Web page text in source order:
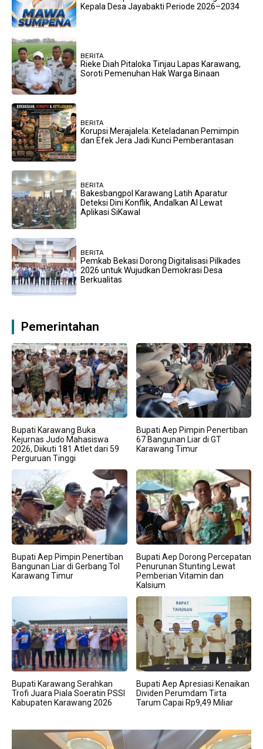
Kepala Desa Jayabakti Periode 2026–2034
BERITA
Rieke Diah Pitaloka Tinjau Lapas Karawang,
Soroti Pemenuhan Hak Warga Binaan
BERITA
Korupsi Merajalela: Keteladanan Pemimpin
dan Efek Jera Jadi Kunci Pemberantasan
BERITA
Bakesbangpol Karawang Latih Aparatur
Deteksi Dini Konflik, Andalkan AI Lewat
Aplikasi SiKawal
BERITA
Pemkab Bekasi Dorong Digitalisasi Pilkades
2026 untuk Wujudkan Demokrasi Desa
Berkualitas
Pemerintahan
Bupati Karawang Buka
Kejurnas Judo Mahasiswa
2026, Diikuti 181 Atlet dari 59
Perguruan Tinggi
Bupati Aep Pimpin Penertiban
67 Bangunan Liar di GT
Karawang Timur
Bupati Aep Pimpin Penertiban
Bangunan Liar di Gerbang Tol
Karawang Timur
Bupati Aep Dorong Percepatan
Penurunan Stunting Lewat
Pemberian Vitamin dan
Kalsium
Bupati Karawang Serahkan
Trofi Juara Piala Soeratin PSSI
Kabupaten Karawang 2026
Bupati Aep Apresiasi Kenaikan
Dividen Perumdam Tirta
Tarum Capai Rp9,49 Miliar